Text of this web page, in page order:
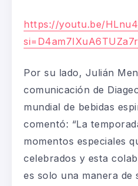
https://youtu.be/
si=D4am7IXuA6TUZa7r
Por su lado, Julián
comunicación de
mundial de bebidas
comentó: “La
momentos especiales
celebrados y esta
es solo una manera de